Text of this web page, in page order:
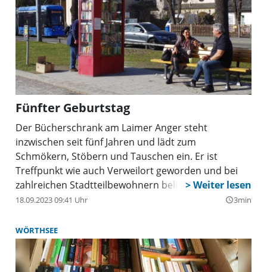
gerade in Zeiten städtebaulicher Veränderungen.
Fünfter Geburtstag
Der Bücherschrank am Laimer Anger steht
inzwischen seit fünf Jahren und lädt zum
Schmökern, Stöbern und Tauschen ein. Er ist
Treffpunkt wie auch Verweilort geworden und bei
zahlreichen Stadtteilbewohnern beliebt. Am 22.
September wird nun zwischen 17 und 19 Uhr mit
Lesung und Poetry Slam der 5. Geburtstag gefeiert.
18.09.2023 09:41 Uhr query_builder3min
WÖRTHSEE